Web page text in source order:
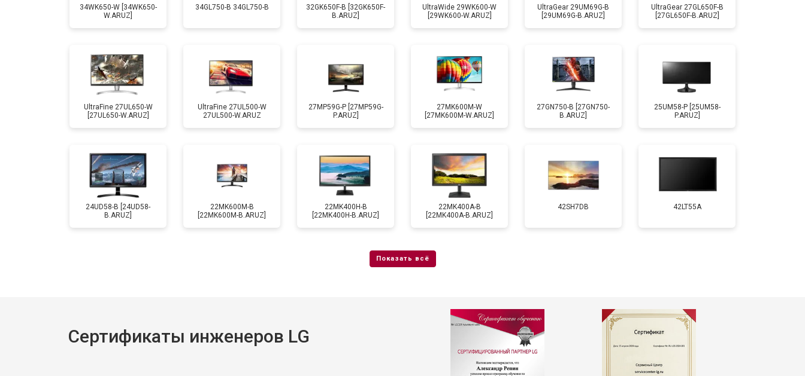
34WK650-W [34WK650-
W.ARUZ]
34GL750-B 34GL750-B
32GK650F-B [32GK650F-
B.ARUZ]
UltraWide 29WK600-W
[29WK600-W.ARUZ]
UltraGear 29UM69G-B
[29UM69G-B.ARUZ]
UltraGear 27GL650F-B
[27GL650F-B.ARUZ]
UltraFine 27UL650-W
[27UL650-W.ARUZ]
UltraFine 27UL500-W
27UL500-W.ARUZ
27MP59G-P [27MP59G-
P.ARUZ]
27MK600M-W
[27MK600M-W.ARUZ]
27GN750-B [27GN750-
B.ARUZ]
25UM58-P [25UM58-
P.ARUZ]
24UD58-B [24UD58-
B.ARUZ]
22MK600M-B
[22MK600M-B.ARUZ]
22MK400H-B
[22MK400H-B.ARUZ]
22MK400A-B
[22MK400A-B.ARUZ]
42SH7DB 42LT55A
Сертификаты инженеров LG